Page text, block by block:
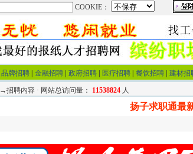
品牌招聘 金融招聘 政府招聘 医疗招聘 餐饮招聘 建材招
→招聘内容 · 网站总访问量： 11538824 人
扬子求职通最